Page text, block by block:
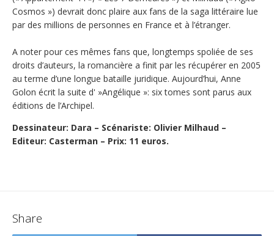
Cosmos ») devrait donc plaire aux fans de la saga littéraire lue
par des millions de personnes en France et à l’étranger.
A noter pour ces mêmes fans que, longtemps spoliée de ses
droits d’auteurs, la romancière a finit par les récupérer en 2005
au terme d’une longue bataille juridique. Aujourd’hui, Anne
Golon écrit la suite d' »Angélique »: six tomes sont parus aux
éditions de l’Archipel.
Dessinateur: Dara – Scénariste: Olivier Milhaud –
Editeur: Casterman – Prix: 11 euros.
Share